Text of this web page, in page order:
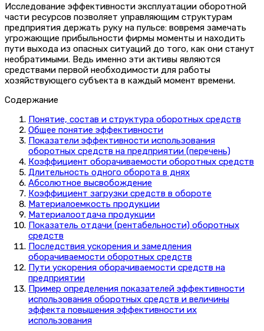
Исследование эффективности эксплуатации оборотной
части ресурсов позволяет управляющим структурам
предприятия держать руку на пульсе: вовремя замечать
угрожающие прибыльности фирмы моменты и находить
пути выхода из опасных ситуаций до того, как они станут
необратимыми. Ведь именно эти активы являются
средствами первой необходимости для работы
хозяйствующего субъекта в каждый момент времени.
Содержание
Понятие, состав и структура оборотных средств
Общее понятие эффективности
Показатели эффективности использования
оборотных средств на предприятии (перечень)
Коэффициент оборачиваемости оборотных средств
Длительность одного оборота в днях
Абсолютное высвобождение
Коэффициент загрузки средств в обороте
Материалоемкость продукции
Материалоотдача продукции
Показатель отдачи (рентабельности) оборотных
средств
Последствия ускорения и замедления
оборачиваемости оборотных средств
Пути ускорения оборачиваемости средств на
предприятии
Пример определения показателей эффективности
использования оборотных средств и величины
эффекта повышения эффективности их
использования